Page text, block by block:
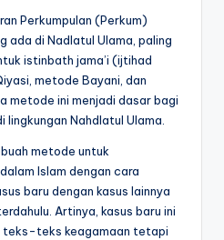
Perkumpulan (Perkum)
ada di Nadlatul Ulama, paling
istinbath jama’i (ijtihad
metode Bayani, dan
metode ini menjadi dasar bagi
lingkungan Nahdlatul Ulama.
metode untuk
Islam dengan cara
baru dengan kasus lainnya
Artinya, kasus baru ini
teks-teks keagamaan tetapi